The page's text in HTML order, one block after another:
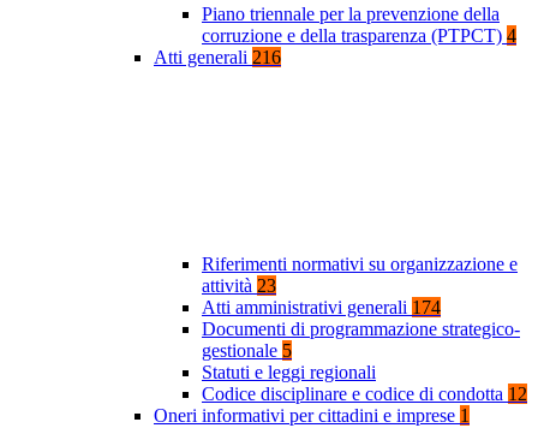
Piano triennale per la prevenzione della
corruzione e della trasparenza (PTPCT) 4
Atti generali 216
Riferimenti normativi su organizzazione e
attività 23
Atti amministrativi generali 174
Documenti di programmazione strategico-
gestionale 5
Statuti e leggi regionali
Codice disciplinare e codice di condotta 12
Oneri informativi per cittadini e imprese 1